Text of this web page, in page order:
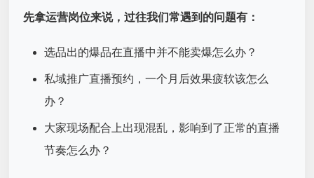
先拿运营岗位来说，过往我们常遇到的问题有：
选品出的爆品在直播中并不能卖爆怎么办？
私域推广直播预约，一个月后效果疲软该怎么
办？
大家现场配合上出现混乱，影响到了正常的直播
节奏怎么办？